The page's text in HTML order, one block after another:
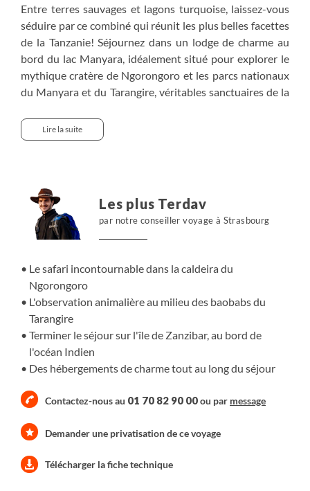
Entre terres sauvages et lagons turquoise, laissez-vous
séduire par ce combiné qui réunit les plus belles facettes
de la Tanzanie! Séjournez dans un lodge de charme au
bord du lac Manyara, idéalement situé pour explorer le
mythique cratère de Ngorongoro et les parcs nationaux
du Manyara et du Tarangire, véritables sanctuaires de la
Zanzibar, où les longues plages de sable blanc, les
cocotiers et les fonds marins colorés offrent le cadre
Lire la suite
Les plus Terdav
par notre conseiller voyage à Strasbourg
Le safari incontournable dans la caldeira du
Ngorongoro
L'observation animalière au milieu des baobabs du
Tarangire
Terminer le séjour sur l'île de Zanzibar, au bord de
l'océan Indien
Des hébergements de charme tout au long du séjour
Contactez-nous au 01 70 82 90 00ou par message
Demander une privatisation de ce voyage
Télécharger la fiche technique